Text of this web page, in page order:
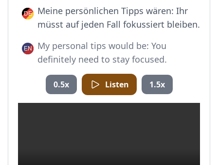
Meine persönlichen Tipps wären: Ihr
müsst auf jeden Fall fokussiert bleiben.
My personal tips would be: You
definitely need to stay focused.
0.5x Listen 1.5x